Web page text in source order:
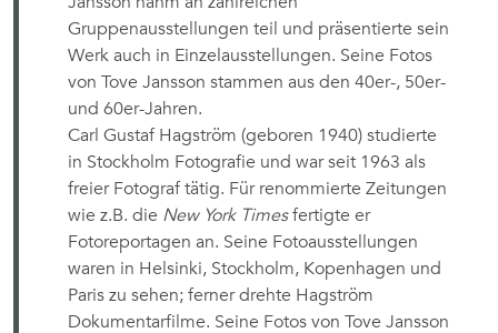
Gruppenausstellungen teil und präsentierte sein
Werk auch in Einzelausstellungen. Seine Fotos
von Tove Jansson stammen aus den 40er-, 50er-
und 60er-Jahren.
Carl Gustaf Hagström (geboren 1940) studierte
in Stockholm Fotografie und war seit 1963 als
freier Fotograf tätig. Für renommierte Zeitungen
wie z.B. die New York Timesfertigte er
Fotoreportagen an. Seine Fotoausstellungen
waren in Helsinki, Stockholm, Kopenhagen und
Paris zu sehen; ferner drehte Hagström
Dokumentarfilme. Seine Fotos von Tove Jansson